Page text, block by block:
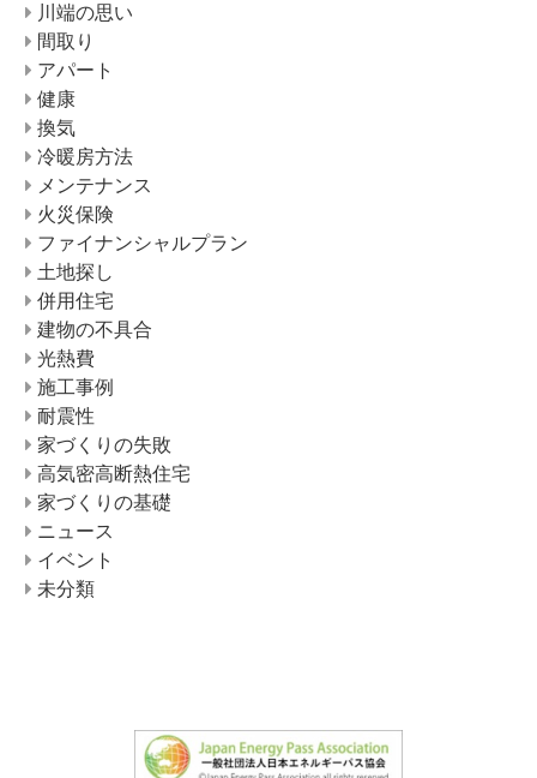
川端の思い
間取り
アパート
健康
換気
冷暖房方法
メンテナンス
火災保険
ファイナンシャルプラン
土地探し
併用住宅
建物の不具合
光熱費
施工事例
耐震性
家づくりの失敗
高気密高断熱住宅
家づくりの基礎
ニュース
イベント
未分類